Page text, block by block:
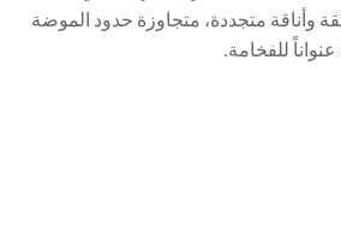
وأناقة متجددة، متجاوزة حدود الموضة
للفخامة.